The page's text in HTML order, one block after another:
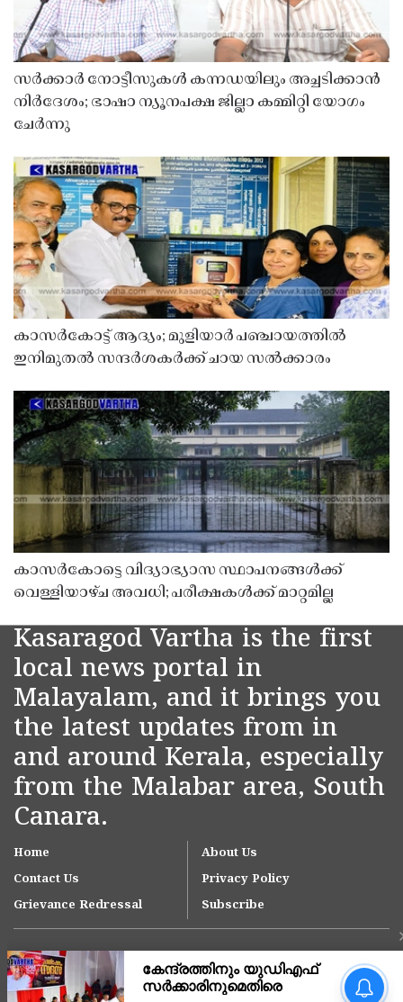
സർക്കാർ നോട്ടീസുകൾ കന്നഡയിലും അച്ചടിക്കാൻ
നിർദേശം; ഭാഷാ ന്യൂനപക്ഷ ജില്ലാ കമ്മിറ്റി യോഗം
ചേർന്നു
കാസർകോട്ട് ആദ്യം; മുളിയാർ പഞ്ചായത്തിൽ
ഇനിമുതൽ സന്ദർശകർക്ക് ചായ സൽക്കാരം
കാസർകോട്ടെ വിദ്യാഭ്യാസ സ്ഥാപനങ്ങൾക്ക്
വെള്ളിയാഴ്ച അവധി; പരീക്ഷകൾക്ക് മാറ്റമില്ല
Kasaragod Vartha is the first
local news portal in
Malayalam, and it brings you
the latest updates from in
and around Kerala, especially
from the Malabar area, South
Canara.
Home
About Us
Contact Us
Privacy Policy
Grievance Redressal
Subscribe